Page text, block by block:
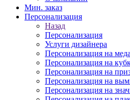
Мин. заказ
Персонализация
Назад
Персонализация
Услуги дизайнера
Персонализация на
Персонализация на
Персонализация на
Персонализация на
Персонализация на